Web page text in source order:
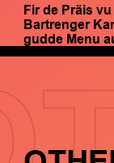
Fir de Präis
Bartrenger
gudde Menu